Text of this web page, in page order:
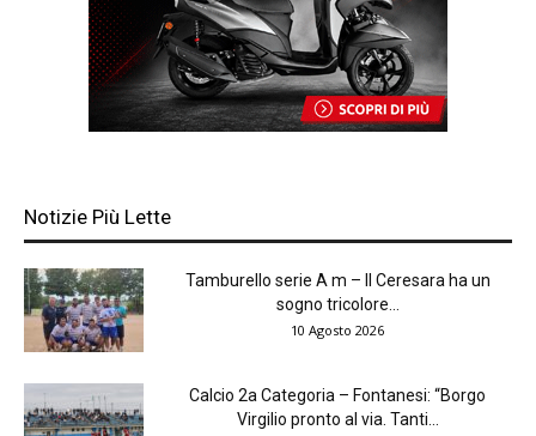
Notizie Più Lette
Tamburello serie A m – Il Ceresara ha un
sogno tricolore...
10 Agosto 2026
Calcio 2a Categoria – Fontanesi: “Borgo
Virgilio pronto al via. Tanti...